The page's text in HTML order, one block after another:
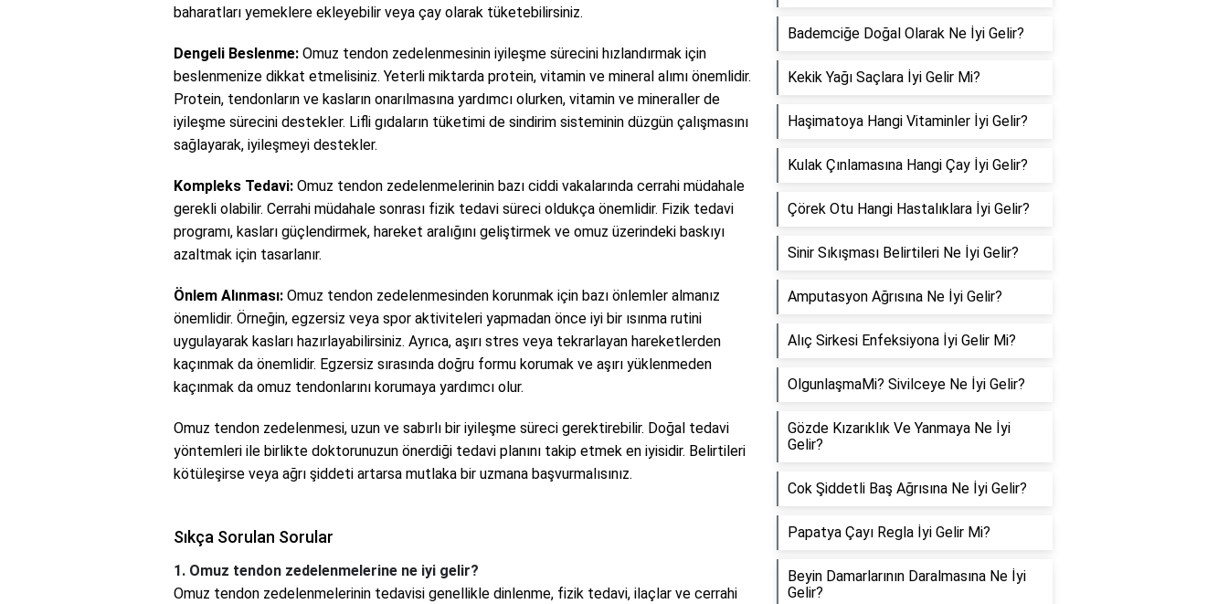
baharatları yemeklere ekleyebilir veya çay olarak tüketebilirsiniz.
Dengeli Beslenme: Omuz tendon zedelenmesinin iyileşme sürecini hızlandırmak için
beslenmenize dikkat etmelisiniz. Yeterli miktarda protein, vitamin ve mineral alımı önemlidir.
Protein, tendonların ve kasların onarılmasına yardımcı olurken, vitamin ve mineraller de
iyileşme sürecini destekler. Lifli gıdaların tüketimi de sindirim sisteminin düzgün çalışmasını
sağlayarak, iyileşmeyi destekler.
Kompleks Tedavi: Omuz tendon zedelenmelerinin bazı ciddi vakalarında cerrahi müdahale
gerekli olabilir. Cerrahi müdahale sonrası fizik tedavi süreci oldukça önemlidir. Fizik tedavi
programı, kasları güçlendirmek, hareket aralığını geliştirmek ve omuz üzerindeki baskıyı
azaltmak için tasarlanır.
Önlem Alınması: Omuz tendon zedelenmesinden korunmak için bazı önlemler almanız
önemlidir. Örneğin, egzersiz veya spor aktiviteleri yapmadan önce iyi bir ısınma rutini
uygulayarak kasları hazırlayabilirsiniz. Ayrıca, aşırı stres veya tekrarlayan hareketlerden
kaçınmak da önemlidir. Egzersiz sırasında doğru formu korumak ve aşırı yüklenmeden
kaçınmak da omuz tendonlarını korumaya yardımcı olur.
Omuz tendon zedelenmesi, uzun ve sabırlı bir iyileşme süreci gerektirebilir. Doğal tedavi
yöntemleri ile birlikte doktorunuzun önerdiği tedavi planını takip etmek en iyisidir. Belirtileri
kötüleşirse veya ağrı şiddeti artarsa mutlaka bir uzmana başvurmalısınız.
Sıkça Sorulan Sorular
1. Omuz tendon zedelenmelerine ne iyi gelir?
Omuz tendon zedelenmelerinin tedavisi genellikle dinlenme, fizik tedavi, ilaçlar ve cerrahi
Bademciğe Doğal Olarak Ne İyi Gelir?
Kekik Yağı Saçlara İyi Gelir Mi?
Haşimatoya Hangi Vitaminler İyi Gelir?
Kulak Çınlamasına Hangi Çay İyi Gelir?
Çörek Otu Hangi Hastalıklara İyi Gelir?
Sinir Sıkışması Belirtileri Ne İyi Gelir?
Amputasyon Ağrısına Ne İyi Gelir?
Alıç Sirkesi Enfeksiyona İyi Gelir Mi?
OlgunlaşmaMi? Sivilceye Ne İyi Gelir?
Gözde Kızarıklık Ve Yanmaya Ne İyi
Gelir?
Cok Şiddetli Baş Ağrısına Ne İyi Gelir?
Papatya Çayı Regla İyi Gelir Mi?
Beyin Damarlarının Daralmasına Ne İyi
Gelir?